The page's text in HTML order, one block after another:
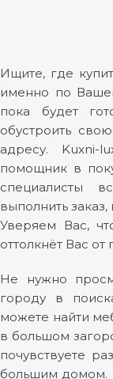
Ищите, где
именно по
пока будет
обустроить
адресу.
помощник в
специалисты
выполнить
Уверяем Вас,
оттолкнёт Вас от
Не нужно
городу в
можете найти
в большом
почувствуете
большим домом.